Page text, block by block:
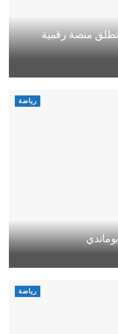
تطلق منصة رقمية
رياضة
رياضة